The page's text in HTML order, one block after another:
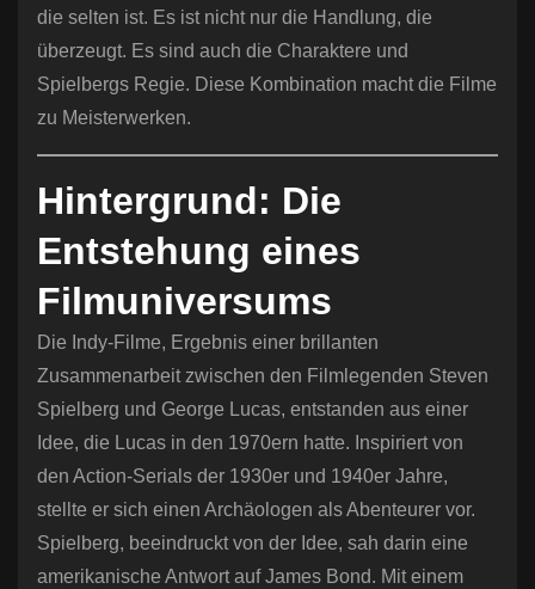
die selten ist. Es ist nicht nur die Handlung, die
überzeugt. Es sind auch die Charaktere und
Spielbergs Regie. Diese Kombination macht die Filme
zu Meisterwerken.
Hintergrund: Die
Entstehung eines
Filmuniversums
Die Indy-Filme, Ergebnis einer brillanten
Zusammenarbeit zwischen den Filmlegenden Steven
Spielberg und George Lucas, entstanden aus einer
Idee, die Lucas in den 1970ern hatte. Inspiriert von
den Action-Serials der 1930er und 1940er Jahre,
stellte er sich einen Archäologen als Abenteurer vor.
Spielberg, beeindruckt von der Idee, sah darin eine
amerikanische Antwort auf James Bond. Mit einem